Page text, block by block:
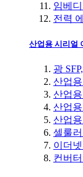
임베
전력
산업용 시리얼
광
산업
산업
산업
산업
셀룰
이더
컨버